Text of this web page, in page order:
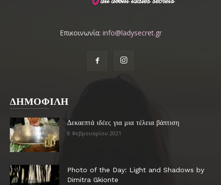
Επικοινωνία: info@ladysecret.gr
ΔΗΜΟΦΙΛΗ
Δεκαεπτά ιδέες για μια τέλεια βάπτιση
8 Φεβρουαρίου 2021
Photo of the Day: Light and Shadows by
Dimitra Gkionte